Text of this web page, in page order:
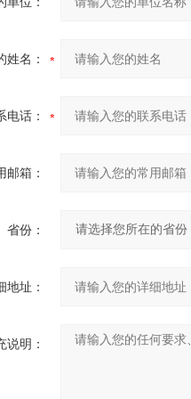
姓名：
电话：
邮箱：
省份：
地址：
说明：